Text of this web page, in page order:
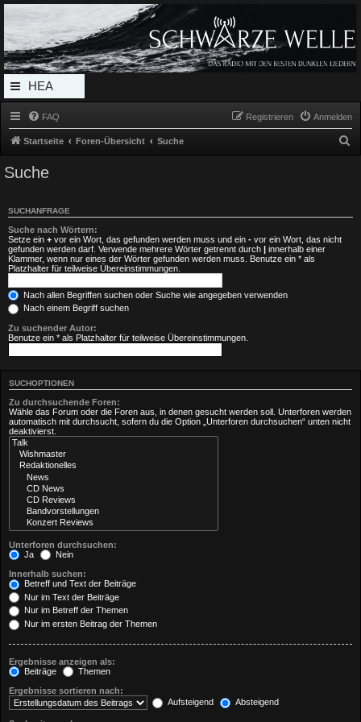
Radio Schwarze Welle Forum
Das Radio mit den Besten Dunklen Liedern
HEA
DERL
MEN
U
FAQ Anmelden
Registrieren
Startseite Foren-Übersicht Suche
e
Suche
SUCHANFRAGE
Suche nach Wörtern:
Setze ein + vor ein Wort, das gefunden werden muss und ein - vor ein Wort, das nicht
gefunden werden darf. Verwende mehrere Wörter getrennt durch | innerhalb einer
Klammer, wenn nur eines der Wörter gefunden werden muss. Benutze ein * als
Platzhalter für teilweise Übereinstimmungen.
Nach allen Begriffen suchen oder Suche wie angegeben verwenden
Nach einem Begriff suchen
Zu suchender Autor:
Benutze ein * als Platzhalter für teilweise Übereinstimmungen.
SUCHOPTIONEN
Zu durchsuchende Foren:
Wähle das Forum oder die Foren aus, in denen gesucht werden soll. Unterforen werden
automatisch mit durchsucht, sofern du die Option „Unterforen durchsuchen“ unten nicht
deaktivierst.
Unterforen durchsuchen:
Ja
Nein
Innerhalb suchen:
Betreff und Text der Beiträge
Nur im Text der Beiträge
Nur im Betreff der Themen
Nur im ersten Beitrag der Themen
Ergebnisse anzeigen als:
Beiträge
Themen
Ergebnisse sortieren nach:
Aufsteigend
Absteigend